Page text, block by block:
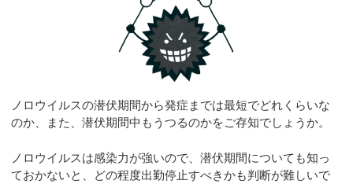
ノロウイルスの潜伏期間から発症までは最短でどれくらいな
のか、また、潜伏期間中もうつるのかをご存知でしょうか。
ノロウイルスは感染力が強いので、潜伏期間についても知っ
ておかないと、どの程度出勤停止すべきかも判断が難しいで